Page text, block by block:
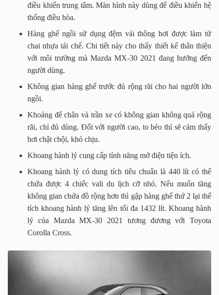
điều khiển trung tâm. Màn hình này dùng để điều khiển hệ
thống điều hòa.
Hàng ghế ngồi sử dụng đệm vải thông hơi được làm từ
chai nhựa tái chế. Chi tiết này cho thấy thiết kế thân thiện
với môi trường mà Mazda MX-30 2021 đang hướng đến
người dùng.
Không gian hàng ghế trước đủ rộng rãi cho hai người lớn
ngồi.
Khoảng để chân và trần xe có không gian không quá rộng
rãi, chỉ đủ dùng. Đối với người cao, to béo thì sẽ cảm thấy
hơi chật chội, khó chịu.
Khoang hành lý cung cấp tính năng mở điện tiện ích.
Khoang hành lý có dung tích tiêu chuẩn là 440 lít có thể
chứa được 4 chiếc vali du lịch cỡ nhỏ. Nếu muốn tăng
không gian chứa đồ rộng hơn thì gập hàng ghế thứ 2 lại thể
tích khoang hành lý tăng lên tối đa 1432 lít. Khoang hành
lý của Mazda MX-30 2021 tương đương với Toyota
Corolla Cross.